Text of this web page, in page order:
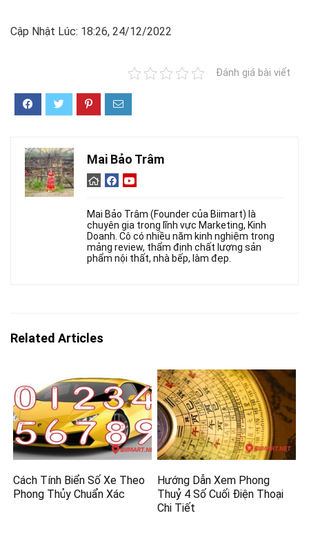
Cập Nhật Lúc: 18:26, 24/12/2022
Đánh giá bài viết
Mai Bảo Trâm
Mai Bảo Trâm (Founder của Biimart) là
chuyên gia trong lĩnh vực Marketing, Kinh
Doanh. Cô có nhiều năm kinh nghiệm trong
mảng review, thẩm định chất lượng sản
phẩm nội thất, nhà bếp, làm đẹp.
Related Articles
Cách Tính Biển Số Xe Theo
Phong Thủy Chuẩn Xác
Hướng Dẫn Xem Phong
Thuỷ 4 Số Cuối Điện Thoại
Chi Tiết